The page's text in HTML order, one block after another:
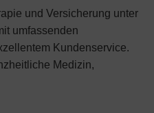
und Versicherung unter
umfassenden
Kundenservice.
Medizin,